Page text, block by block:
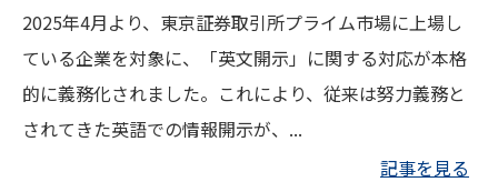
2025年4月より、東京証券取引所プライム市場に上場し
ている企業を対象に、「英文開示」に関する対応が本格
的に義務化されました。これにより、従来は努力義務と
されてきた英語での情報開示が、...
記事を見る